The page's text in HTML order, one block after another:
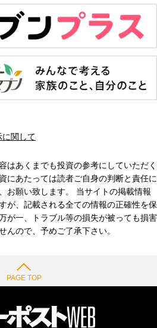
関して
はあくまでも投資の参考にしていただく
にあたっては読者ご自身の判断と責任に
お願い致します。 当サイトの掲載情報
が、記載される全ての情報の正確性を保
が一、トラブル等の損失が被っても損害
んので、予めご了承下さい。
PAGE TOP